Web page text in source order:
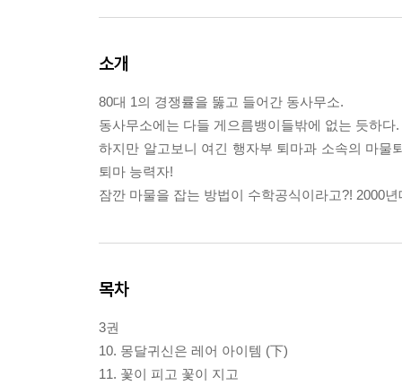
소개
80대 1의 경쟁률을 뚫고 들어간 동사무소.
동사무소에는 다들 게으름뱅이들밖에 없는 듯하다.
하지만 알고보니 여긴 행자부 퇴마과 소속의 마물
퇴마 능력자!
잠깐 마물을 잡는 방법이 수학공식이라고?! 2000
목차
3권
10. 몽달귀신은 레어 아이템 (下)
11. 꽃이 피고 꽃이 지고